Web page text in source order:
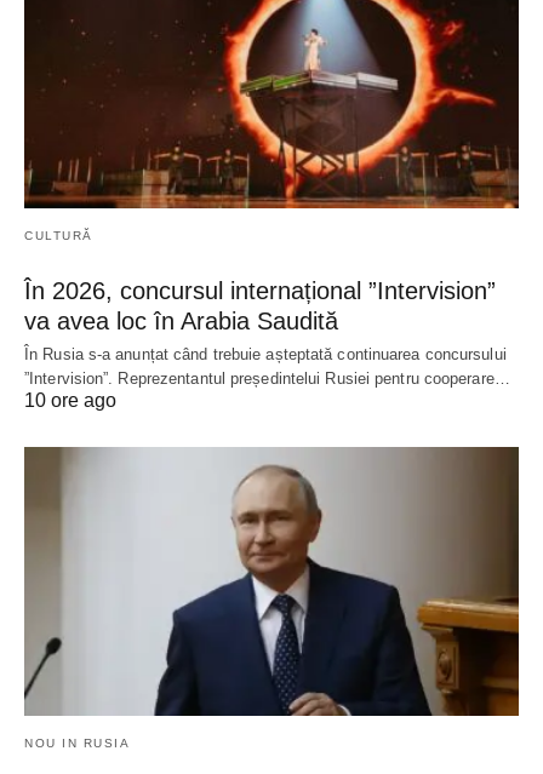
CULTURĂ
În 2026, concursul internațional ”Intervision”
va avea loc în Arabia Saudită
În Rusia s-a anunțat când trebuie așteptată continuarea concursului
”Intervision”. Reprezentantul președintelui Rusiei pentru cooperare…
10 ore ago
NOU IN RUSIA